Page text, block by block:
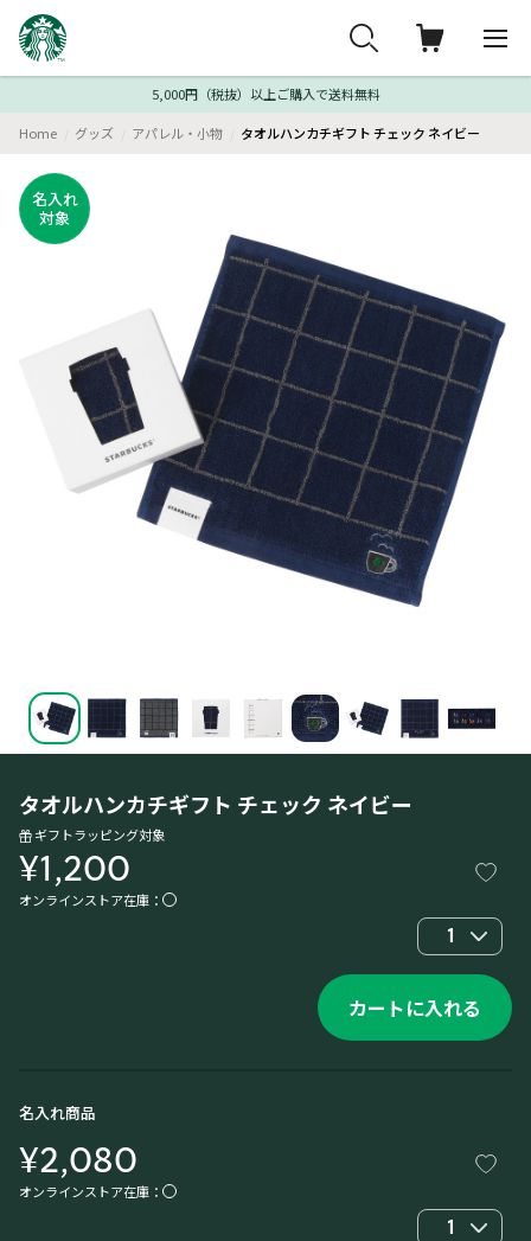
5,000円（税抜）以上ご購入で送料無料
Home グッズ アパレル・小物 タオルハンカチギフト チェック ネイビー
名入れ
対象
タオルハンカチギフト チェック ネイビー
ギフトラッピング対象
¥1,200
オンラインストア在庫：
1
カートに入れる
名入れ商品
¥2,080
オンラインストア在庫：
1